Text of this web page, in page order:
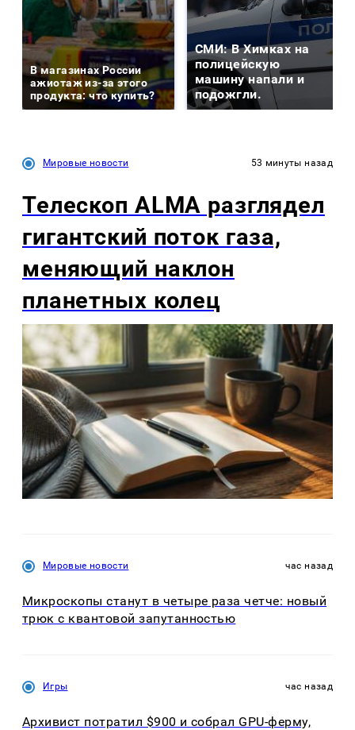
В магазинах России
ажиотаж из-за этого
продукта: что купить?
СМИ: В Химках на
полицейскую
машину напали и
подожгли.
Мировые новости 53 минуты назад
Телескоп ALMA разглядел
гигантский поток газа,
меняющий наклон
планетных колец
Мировые новости час назад
Микроскопы станут в четыре раза четче: новый
трюк с квантовой запутанностью
Игры час назад
Архивист потратил $900 и собрал GPU-ферму,